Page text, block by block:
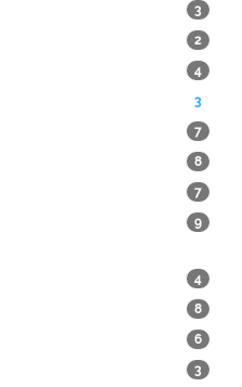
3
2
4
3
7
8
7
9
4
8
6
3